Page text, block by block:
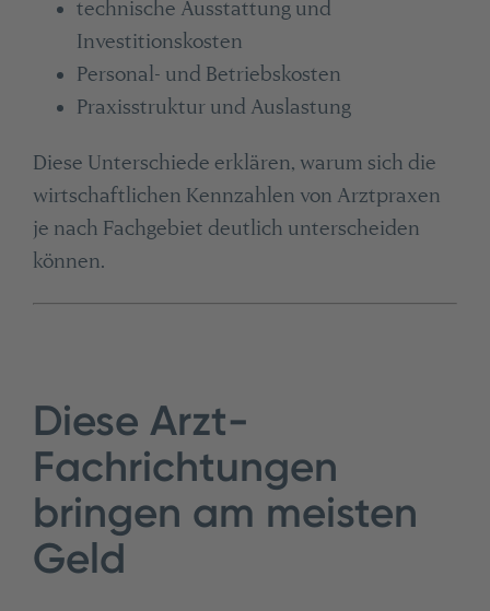
technische Ausstattung und
Investitionskosten
Personal- und Betriebskosten
Praxisstruktur und Auslastung
Diese Unterschiede erklären, warum sich die
wirtschaftlichen Kennzahlen von Arztpraxen
je nach Fachgebiet deutlich unterscheiden
können.
Diese Arzt-
Fachrichtungen
bringen am meisten
Geld